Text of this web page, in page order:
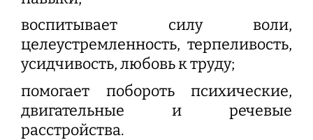
воспитывает силу воли,
целеустремленность, терпеливость,
усидчивость, любовь к труду;
помогает побороть психические,
двигательные и речевые
расстройства.